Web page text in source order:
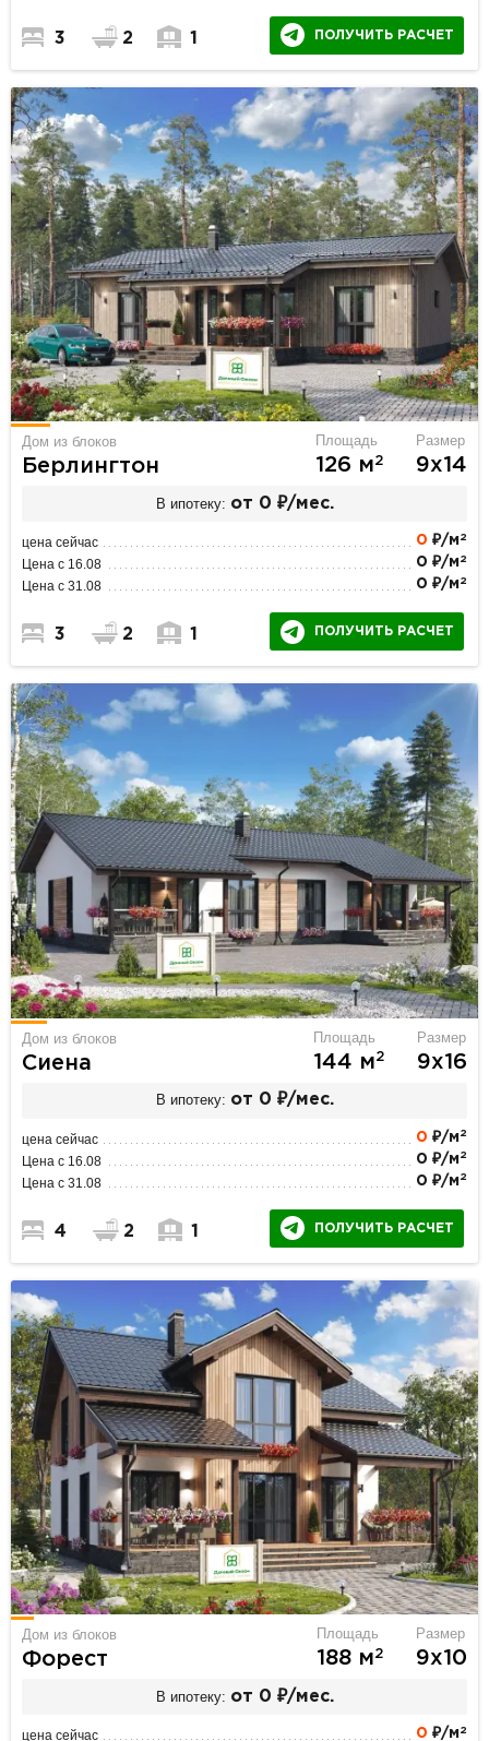
3 2 1 ПОЛУЧИТЬ РАСЧЕТ
Дом из блоков
Берлингтон
Площадь
126 м2
Размер
9х14
В ипотеку: от 0 ₽/мес.
цена сейчас 0 ₽/м 2
Цена с 16.08 0 ₽/м 2
Цена с 31.08 0 ₽/м 2
3 2 1 ПОЛУЧИТЬ РАСЧЕТ
Дом из блоков
Сиена
Площадь
144 м2
Размер
9х16
В ипотеку: от 0 ₽/мес.
цена сейчас 0 ₽/м 2
Цена с 16.08 0 ₽/м 2
Цена с 31.08 0 ₽/м 2
4 2 1 ПОЛУЧИТЬ РАСЧЕТ
Дом из блоков
Форест
Площадь
188 м2
Размер
9х10
В ипотеку: от 0 ₽/мес.
цена сейчас 0 ₽/м 2